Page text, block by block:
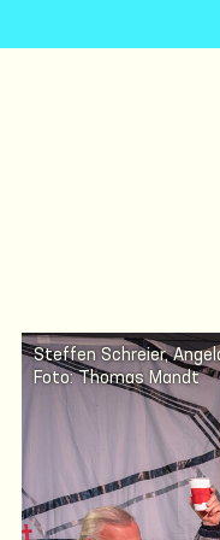
Steffen Schreier,
Foto: Thomas Mandt